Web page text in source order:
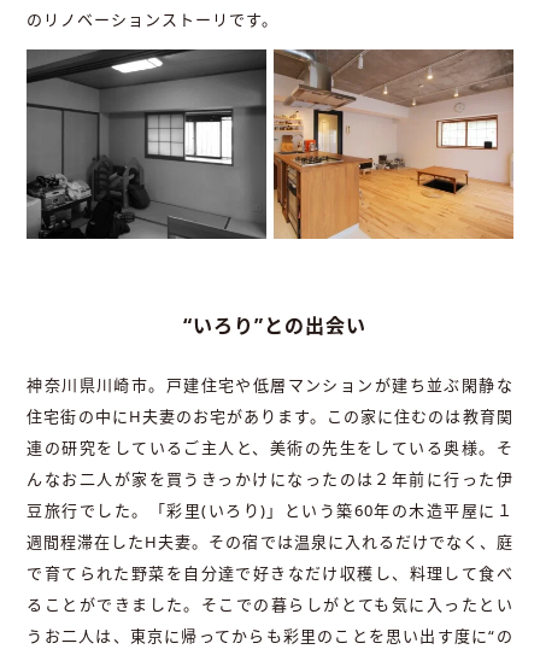
のリノベーションストーリです。
“いろり”との出会い
神奈川県川崎市。戸建住宅や低層マンションが建ち並ぶ閑静な
住宅街の中にH夫妻のお宅があります。この家に住むのは教育関
連の研究をしているご主人と、美術の先生をしている奥様。そ
んなお二人が家を買うきっかけになったのは２年前に行った伊
豆旅行でした。「彩里(いろり)」という築60年の木造平屋に１
週間程滞在したH夫妻。その宿では温泉に入れるだけでなく、庭
で育てられた野菜を自分達で好きなだけ収穫し、料理して食べ
ることができました。そこでの暮らしがとても気に入ったとい
うお二人は、東京に帰ってからも彩里のことを思い出す度に“の